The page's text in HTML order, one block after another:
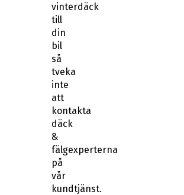
vinterdäck
till
din
bil
så
tveka
inte
att
kontakta
däck
&
fälgexperterna
på
vår
kundtjänst.